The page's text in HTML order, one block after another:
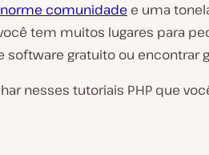
comunidade e uma
tem muitos lugares para
software gratuito ou encontrar
nesses tutoriais PHP que